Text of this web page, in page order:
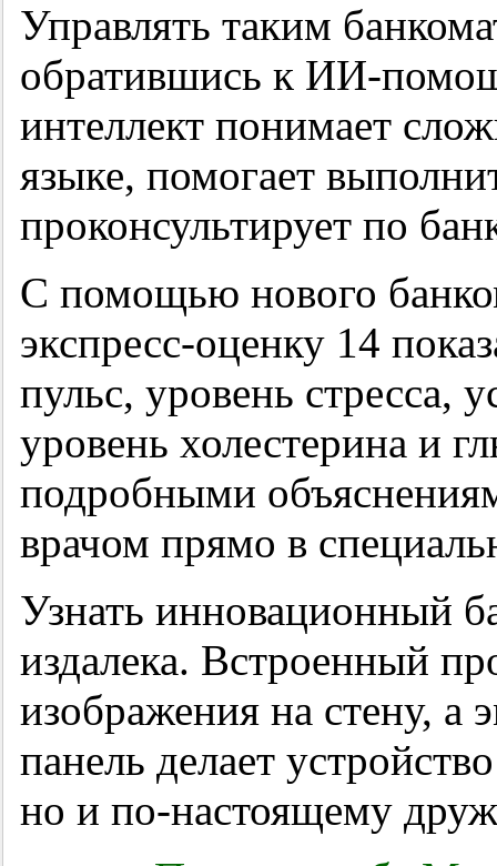
Управлять таким
обратившись к ИИ-
интеллект понимает
языке, помогает
проконсультирует по
С помощью нового
экспресс-оценку 14
пульс, уровень стресса,
уровень холестерина и
подробными
врачом прямо в
Узнать инновационный
издалека. Встроенный
изображения на стену, а
панель делает
но и по-настоящему